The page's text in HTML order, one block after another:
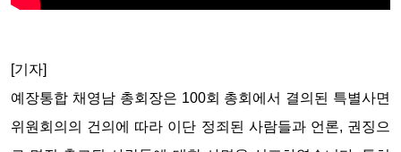
[기자]
예장통합 채영남 총회장은 100회 총회에서 결의된 특별사면
위원회의의 건의에 따라 이단 정죄된 사람들과 언론, 권징으